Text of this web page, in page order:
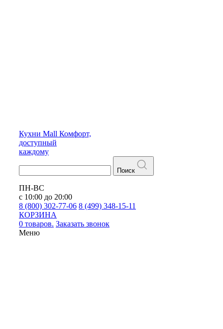
Кухни Mall Комфорт,
доступный
каждому
Поиск
ПН-ВС
с 10:00 до 20:00
8 (800) 302-77-06 8 (499) 348-15-11
КОРЗИНА
0 товаров. Заказать звонок
Меню